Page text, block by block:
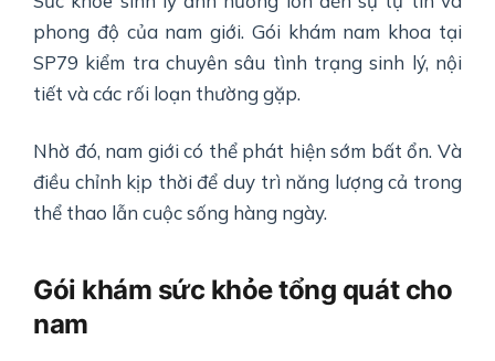
phong độ của nam giới. Gói khám nam khoa tại
SP79 kiểm tra chuyên sâu tình trạng sinh lý, nội
tiết và các rối loạn thường gặp.
Nhờ đó, nam giới có thể phát hiện sớm bất ổn. Và
điều chỉnh kịp thời để duy trì năng lượng cả trong
thể thao lẫn cuộc sống hàng ngày.
Gói khám sức khỏe tổng quát cho
nam